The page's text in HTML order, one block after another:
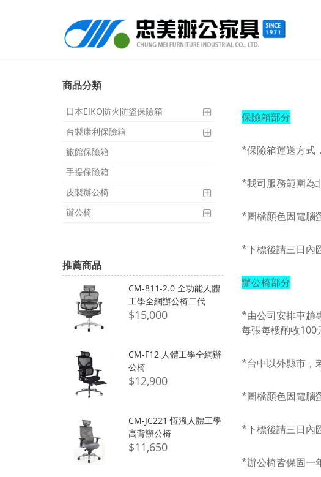
保險箱部分
*保險箱運送方式
*我司服務範圍為
*圖檔顏色因電腦
*下標後請三日內
辦公椅部分
*由公司安排車趟
每張每樓酌收100
*台中以外縣市，
*圖檔顏色因電腦
*下標後請三日內
*辦公椅皆保固一
商品分類
日本EIKO防火防盜保險箱
台製康利保險箱
旅館保險箱
手提保險箱
皮製辦公椅
辦公椅
推薦商品
CM-811-2.0 全功能人體
工學全網辦公椅二代
$15,000
CM-F12 人體工學全網辦
公椅
$12,900
CM-JC221 恆溫人體工學
高背辦公椅
$11,650